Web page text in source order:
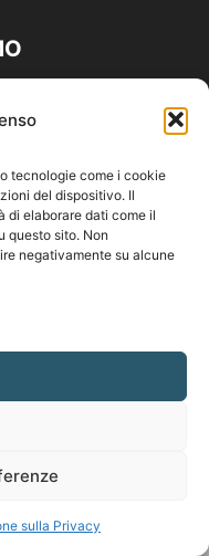
tecnologie come i cookie
del dispositivo. Il
di elaborare dati come il
questo sito. Non
negativamente su alcune
sulla Privacy